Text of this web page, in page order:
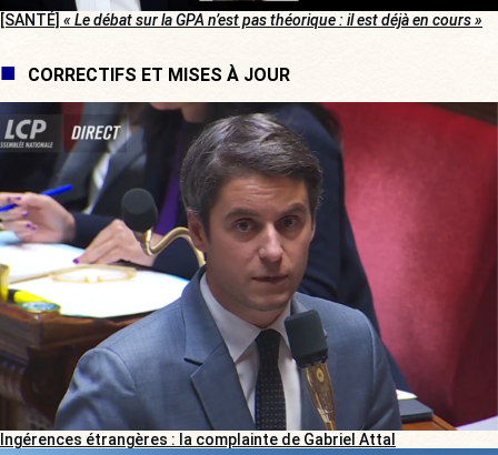
[SANTÉ] « Le débat sur la GPA n’est pas théorique : il est déjà en cours »
CORRECTIFS ET MISES À JOUR
Ingérences étrangères : la complainte de Gabriel Attal